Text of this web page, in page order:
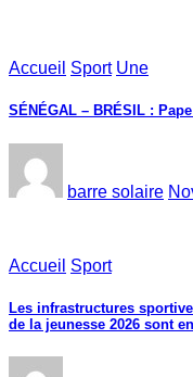
Accueil Sport Une
SÉNÉGAL – BRÉSIL :
barre solaire
Accueil Sport
Les infrastructures
de la jeunesse 2026 sont